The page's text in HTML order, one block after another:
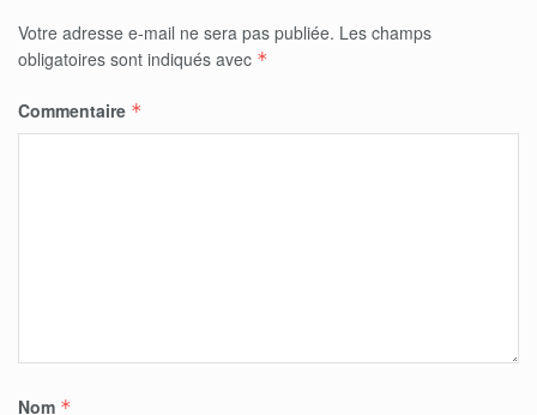
Votre adresse e-mail ne sera pas publiée. Les champs
obligatoires sont indiqués avec *
Commentaire *
Nom *